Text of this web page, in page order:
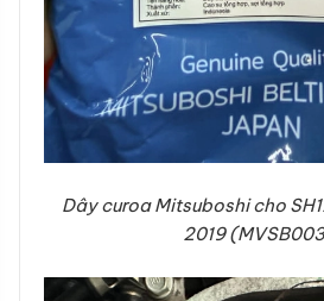
Dây curoa Mitsuboshi cho
2019